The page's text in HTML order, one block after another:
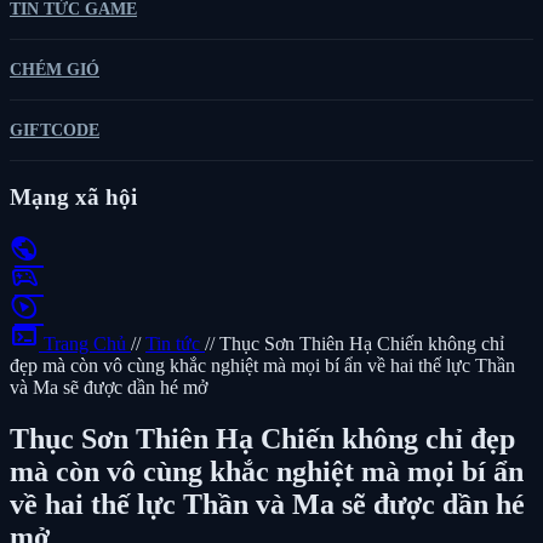
TIN TỨC GAME
CHÉM GIÓ
GIFTCODE
Mạng xã hội
public
sports_esports
play_circle
terminal Trang Chủ // Tin tức // Thục Sơn Thiên Hạ Chiến không chỉ
đẹp mà còn vô cùng khắc nghiệt mà mọi bí ẩn về hai thế lực Thần
và Ma sẽ được dần hé mở
Thục Sơn Thiên Hạ Chiến không chỉ đẹp
mà còn vô cùng khắc nghiệt mà mọi bí ẩn
về hai thế lực Thần và Ma sẽ được dần hé
mở